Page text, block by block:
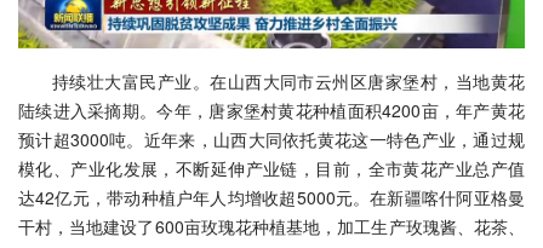
持续壮大富民产业。在山西大同市云州区唐家堡村，当地黄花
陆续进入采摘期。今年，唐家堡村黄花种植面积4200亩，年产黄花
预计超3000吨。近年来，山西大同依托黄花这一特色产业，通过规
模化、产业化发展，不断延伸产业链，目前，全市黄花产业总产值
达42亿元，带动种植户年人均增收超5000元。在新疆喀什阿亚格曼
干村，当地建设了600亩玫瑰花种植基地，加工生产玫瑰酱、花茶、